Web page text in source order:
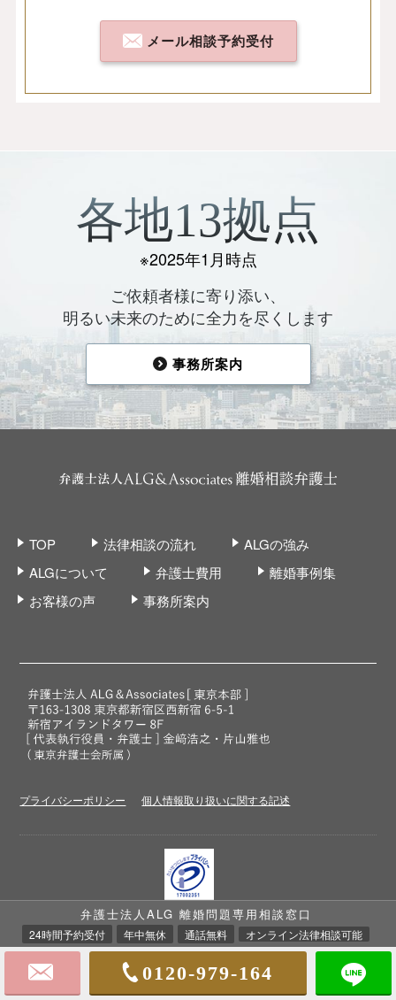
メール相談予約受付
各地13拠点
※2025年1月時点
ご依頼者様に寄り添い、
明るい未来のために全力を尽くします
事務所案内
TOP 法律相談の流れ
ALGの強み
ALGについて
弁護士費用
離婚事例集
お客様の声
事務所案内
プライバシーポリシー 個人情報取り扱いに関する記述
プライバシーマーク取得
弁護士法人ALG&Associatesは、個人情報の適切な取扱いを行う事業者に
付与される「プライバシーマーク」を取得しています。
弁護士法人ALG 離婚問題専用相談窓口
24時間予約受付 年中無休 通話無料 オンライン法律相談可能
0120-979-164